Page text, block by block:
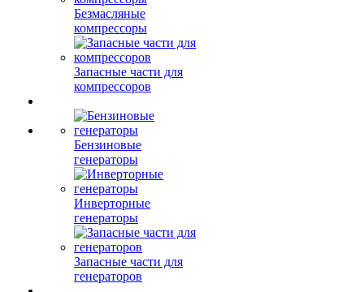
Безмасляные
компрессоры
Запасные части для
компрессоров
Бензиновые
генераторы
Инверторные
генераторы
Запасные части для
генераторов